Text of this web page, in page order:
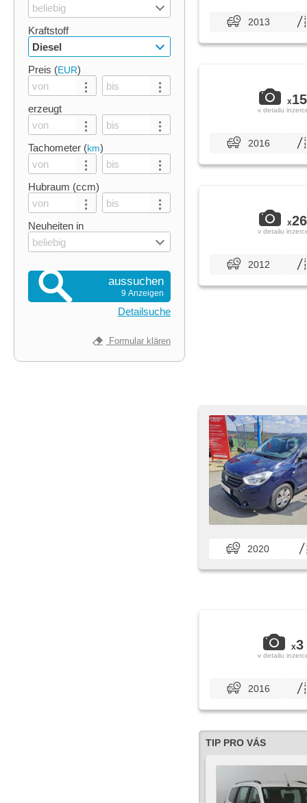
beliebig
Kraftstoff
Diesel
Preis (EUR)
erzeugt
Tachometer (km)
Hubraum (ccm)
Neuheiten in
beliebig
aussuchen
9 Anzeigen
Detailsuche
Formular klären
2013
x15
v detailu
2016
x26
v detailu
2012
2020
x3
v detailu
2016
TIP PRO VÁS